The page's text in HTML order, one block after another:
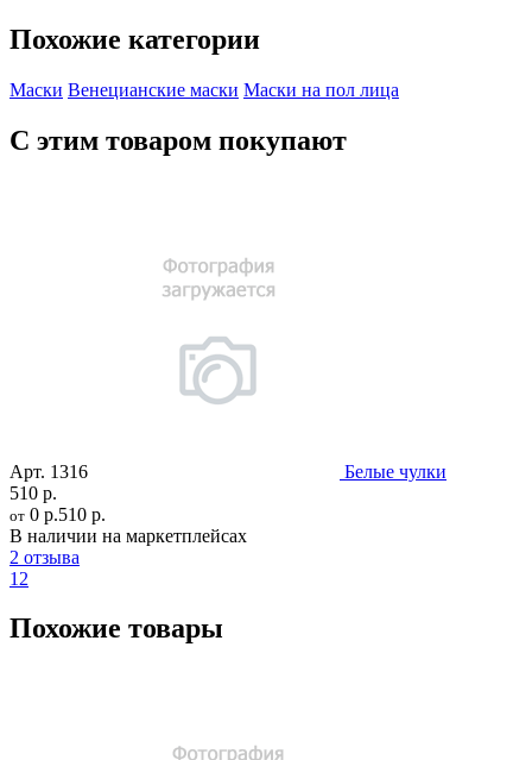
Похожие категории
Маски Венецианские маски Маски на пол лица
С этим товаром покупают
Арт. 1316
Белые чулки
510 р.
от 0 р.510 р.
В наличии на маркетплейсах
2 отзыва
12
Похожие товары